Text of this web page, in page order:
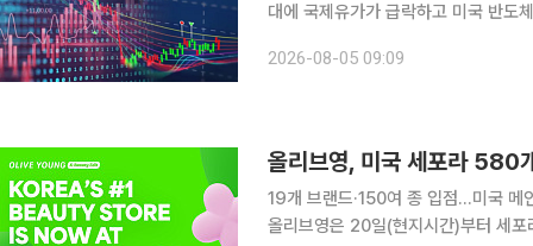
대에 국제유가가 급락하고 미국 반도
래되고 있다. 외국인이 3528억
2026-08-05 09:09
올리브영, 미국 세포라 580
19개 브랜드·150여 종 입점…미국 메
올리브영은 20일(현지시간)부터 세